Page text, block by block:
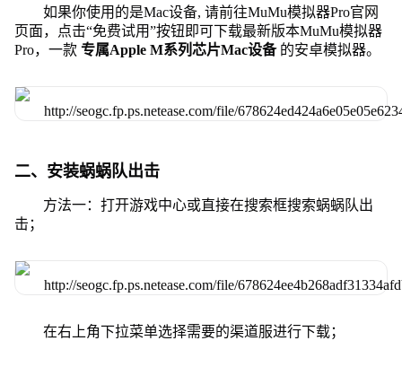
如果你使用的是Mac设备, 请前往MuMu模拟器Pro官网
页面，点击“免费试用”按钮即可下载最新版本MuMu模拟器
Pro，一款 专属Apple M系列芯片Mac设备 的安卓模拟器。
二、安装蜗蜗队出击
方法一：打开游戏中心或直接在搜索框搜索蜗蜗队出
击；
在右上角下拉菜单选择需要的渠道服进行下载；